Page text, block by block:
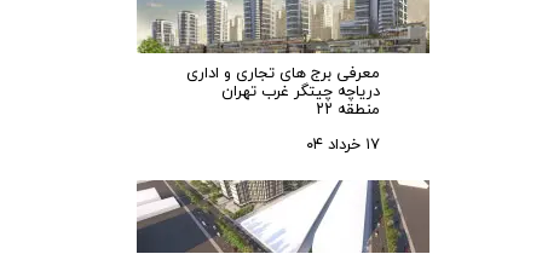
معرفی برج های تجاری و اداری
دریاچه چیتگر غرب تهران
منطقه ۲۲
۱۷ خرداد ۰۴